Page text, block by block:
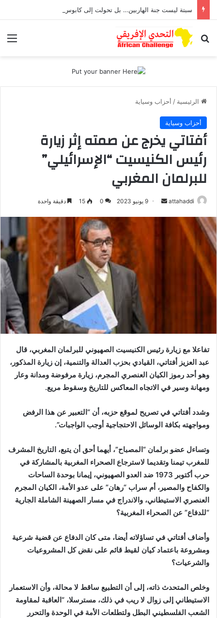
بحث عن
الرئيسية / أحزاب وسياية
أحزاب وسياية
أفتاتي يخرج عن صمته إثر زيارة
رئيس الكنيسيت “الإسرائيلي”
للبرلمان المغربي
attahaddi
أرسل 9 يونيو 2023 0
15 دقيقة واحدة
تفاعلا مع زيارة رئيس الكنيسيت الصهيوني للبرلمان المغربي، قال
عبد العزيز أفتاتي، القيادي بحزب العدالة والتنمية، إن زيارة المذكور،
وهو أحد رموز الكيان العنصري المجرم، زيارة مرفوضة ومدانة وعار
ومهانة وسير في الاتجاه المعاكس للتاريخ وسقوط مريع.
وشدد أفتاتي في تصريح لموقع حزبه، أن “التعبير عن هذا الرفض
ومواجهته بكافة الوسائل الاحتجاجية أوجب الواجبات”.
وتساءل عضو برلمان “المصباح”، أيهما أحق أن يتبع، التاريخ المشرف
للمغرب تيمنا وتقديما لاسترجاع الصحراء المغربية بالمشاركة في
حرب أكتوبر 1973 ضد العدو الصهيوني، إيمانا بوحدة الساحات
والكفاح والمصير، أم سراب “رهان” على عدو الأمة، الكيان المجرم
العنصري الاستيطاني، والاندراج في مسار الصهينة الشاملة الجارية
“للدفاع” عن الصحراء المغربية؟
وأضاف أفتاتي في تساؤلاته أيضا، متى كان الدفاع عن قضية شرعية
ومشروعة باعتماد كيان لقيط قائم على نقض كل المشروعيات
والشرعيات؟
وخلص المتحدث ذاته، إلى أن التطبيع ساقط لا محالة، وأن الاستعمار
الاستيطاني إلى زوال لا ريب في ذلك، مسترسلا، “العاقبة لمقاومة
الشعب الفلسطيني البطل ولتطلعات الأمة في الوحدة والتحرر